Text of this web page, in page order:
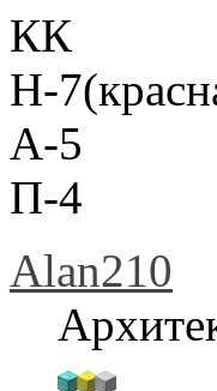
КК
Н-
А-5
П-4
Alan210